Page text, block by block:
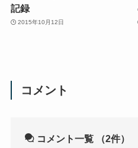
記録
2015年10月12日
コメント
コメント一覧 （2件）